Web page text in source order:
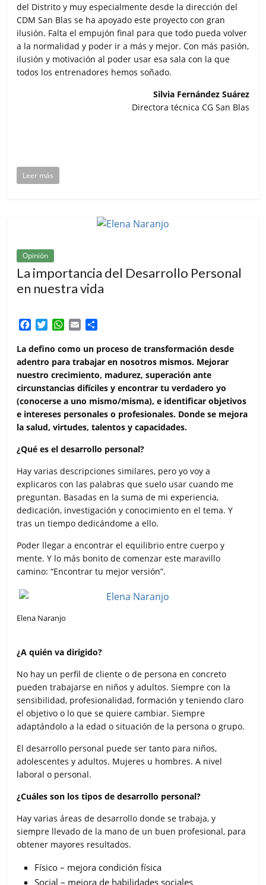
del Distrito y muy especialmente desde la dirección del
CDM San Blas se ha apoyado este proyecto con gran
ilusión. Falta el empujón final para que todo pueda volver
a la normalidad y poder ir a más y mejor. Con más pasión,
ilusión y motivación al poder usar esa sala con la que
todos los entrenadores hemos soñado.
Silvia Fernández Suárez
Directora técnica CG San Blas
Leer más
Opinión
La importancia del Desarrollo Personal
en nuestra vida
F
c
e
b
o
o
k
T
i
t
t
e
r
W
a
t
s
A
p
p
E
a
i
l
m
p
a
r
t
i
r
La defino como un proceso de transformación desde
adentro para trabajar en nosotros mismos. Mejorar
nuestro crecimiento, madurez, superación ante
circunstancias difíciles y encontrar tu verdadero yo
(conocerse a uno mismo/misma), e identificar objetivos
e intereses personales o profesionales. Donde se mejora
la salud, virtudes, talentos y capacidades.
¿Qué es el desarrollo personal?
Hay varias descripciones similares, pero yo voy a
explicaros con las palabras que suelo usar cuando me
preguntan. Basadas en la suma de mi experiencia,
dedicación, investigación y conocimiento en el tema. Y
tras un tiempo dedicándome a ello.
Poder llegar a encontrar el equilibrio entre cuerpo y
mente. Y lo más bonito de comenzar este maravillo
camino: “Encontrar tu mejor versión”.
Elena Naranjo
¿A quién va dirigido?
No hay un perfil de cliente o de persona en concreto
pueden trabajarse en niños y adultos. Siempre con la
sensibilidad, profesionalidad, formación y teniendo claro
el objetivo o lo que se quiere cambiar. Siempre
adaptándolo a la edad o situación de la persona o grupo.
El desarrollo personal puede ser tanto para niños,
adolescentes y adultos. Mujeres u hombres. A nivel
laboral o personal.
¿Cuáles son los tipos de desarrollo personal?
Hay varias áreas de desarrollo donde se trabaja, y
siempre llevado de la mano de un buen profesional, para
obtener mayores resultados.
Físico – mejora condición física
Social – mejora de habilidades sociales